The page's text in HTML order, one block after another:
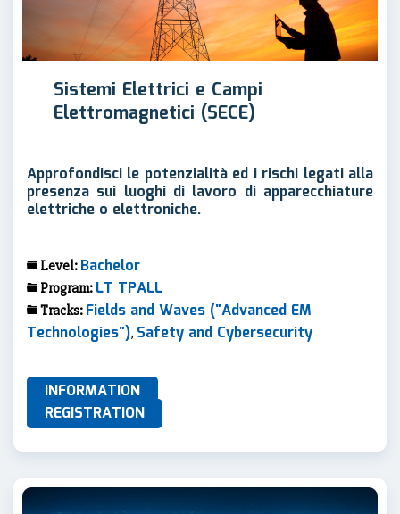
Sistemi Elettrici e Campi
Elettromagnetici (SECE)
Approfondisci le potenzialità ed i rischi legati alla
presenza sui luoghi di lavoro di apparecchiature
elettriche o elettroniche.
Level: Bachelor
Program: LT TPALL
Tracks: Fields and Waves ("Advanced EM
Technologies"), Safety and Cybersecurity
INFORMATION
REGISTRATION